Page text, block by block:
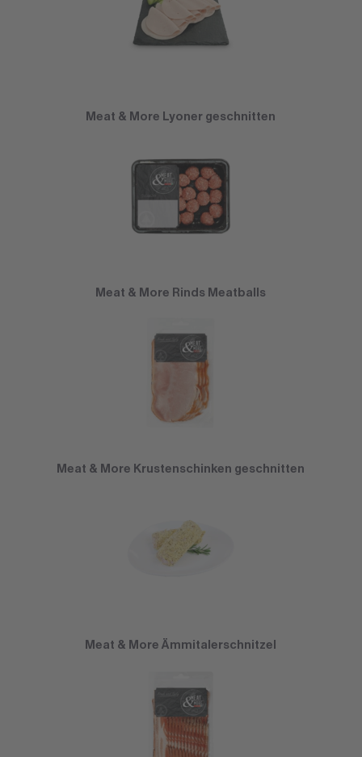
Meat & More Lyoner geschnitten
Meat & More Rinds Meatballs
Meat & More Krustenschinken geschnitten
Meat & More Ämmitalerschnitzel